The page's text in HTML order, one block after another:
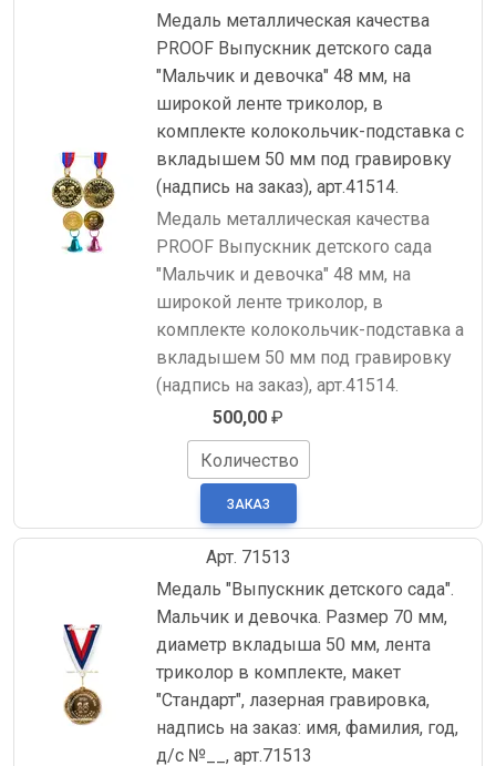
Медаль металлическая качества
PROOF Выпускник детского сада
"Мальчик и девочка" 48 мм, на
широкой ленте триколор, в
комплекте колокольчик-подставка с
вкладышем 50 мм под гравировку
(надпись на заказ), арт.41514.
Медаль металлическая качества
PROOF Выпускник детского сада
"Мальчик и девочка" 48 мм, на
широкой ленте триколор, в
комплекте колокольчик-подставка а
вкладышем 50 мм под гравировку
(надпись на заказ), арт.41514.
500,00 ₽
Количество
Арт. 71513
Медаль "Выпускник детского сада".
Мальчик и девочка. Размер 70 мм,
диаметр вкладыша 50 мм, лента
триколор в комплекте, макет
"Стандарт", лазерная гравировка,
надпись на заказ: имя, фамилия, год,
д/с №__, арт.71513